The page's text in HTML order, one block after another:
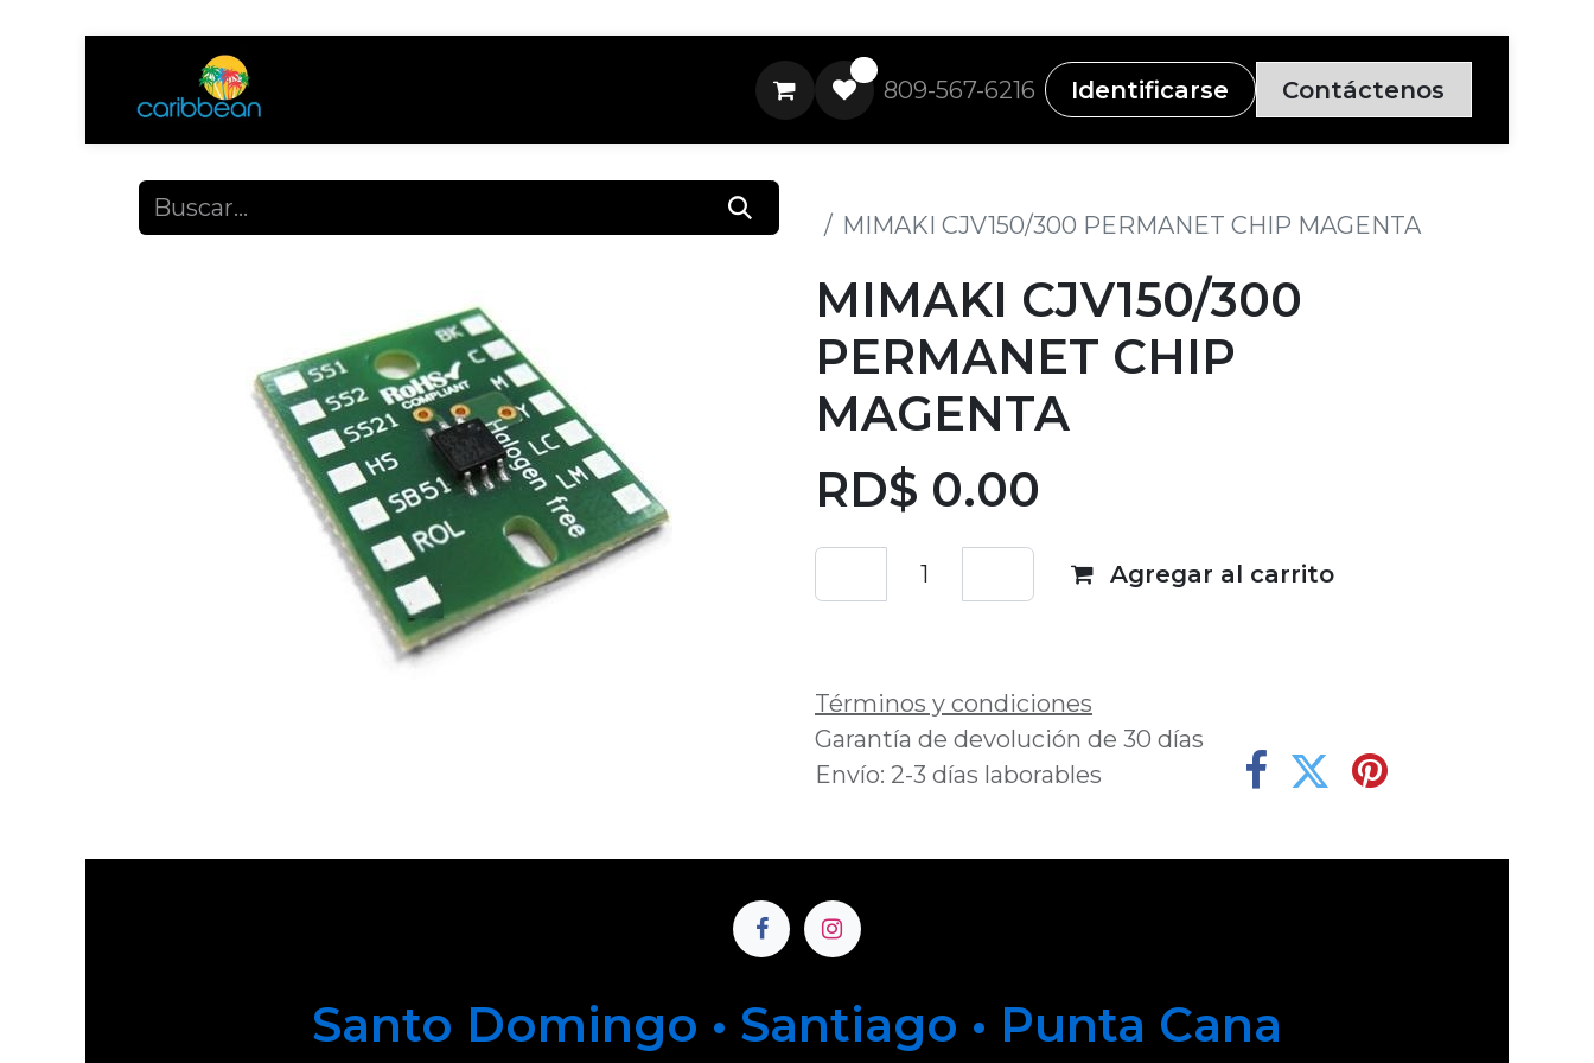
809-567-6216 Identificarse Contáctenos
MIMAKI CJV150/300 PERMANET CHIP MAGENTA
MIMAKI CJV150/300
PERMANET CHIP
MAGENTA
RD$ 0.00
Agregar al carrito
Términos y condiciones
Garantía de devolución de 30 días
Envío: 2-3 días laborables
Santo Domingo • Santiago • Punta Cana